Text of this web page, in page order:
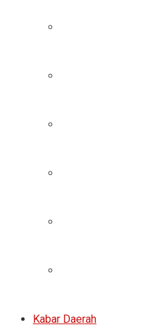
Kabar Daerah